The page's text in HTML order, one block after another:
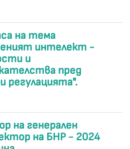
на тема
интелект -
и
пред
регулацията".
на генерален
на БНР - 2024